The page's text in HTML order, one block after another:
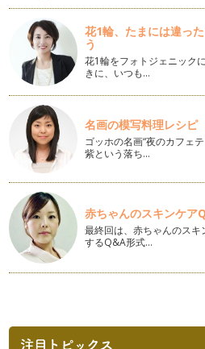
子どもの愛が重たい時
明けましておめでとうございます
顧いただきありがとうございます！
喜びを2倍に、悲しみを半分に
12月、街はすっかりクリスマスで
イテンションな方もいれば、サン
なかなか寝ない・起きない子ども
子育てする中で、悩みのネタはた
い・朝起きない・ちゃんと食べ…
子どもがほんとうに言いたかったこ
「この人、ほんとうに言いたいこと
日々のコミュニケーション…
気持ちのコミュニケーション
「もっとコミュニケーションをと
花1輪、たまには違っ
う
花1輪をフォトジェニック
きに、いつも…
名画の模写料理レシ
ゴッホの名画“夜のカフェ
紫という落ち…
赤ちゃんのスキンケア
最終回は、赤ちゃんのスキ
するQ&A形式…